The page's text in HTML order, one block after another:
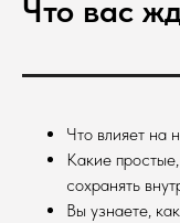
Что вас
Что влияет на
Какие
сохранять
Вы узнаете,